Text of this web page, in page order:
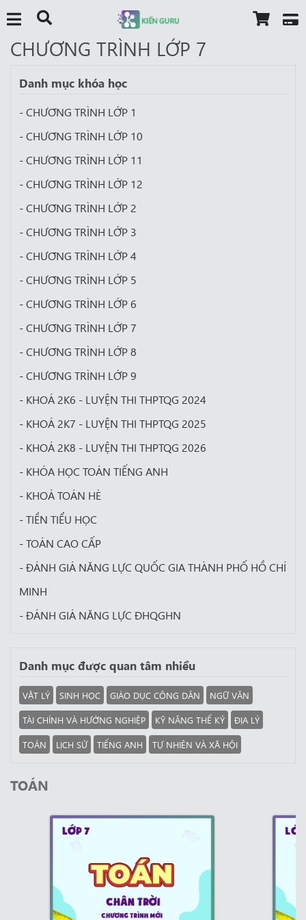
CHƯƠNG TRÌNH LỚP 7
Danh mục khóa học
- CHƯƠNG TRÌNH LỚP 1
- CHƯƠNG TRÌNH LỚP 10
- CHƯƠNG TRÌNH LỚP 11
- CHƯƠNG TRÌNH LỚP 12
- CHƯƠNG TRÌNH LỚP 2
- CHƯƠNG TRÌNH LỚP 3
- CHƯƠNG TRÌNH LỚP 4
- CHƯƠNG TRÌNH LỚP 5
- CHƯƠNG TRÌNH LỚP 6
- CHƯƠNG TRÌNH LỚP 7
- CHƯƠNG TRÌNH LỚP 8
- CHƯƠNG TRÌNH LỚP 9
- KHOÁ 2K6 - LUYỆN THI THPTQG 2024
- KHOÁ 2K7 - LUYỆN THI THPTQG 2025
- KHOÁ 2K8 - LUYỆN THI THPTQG 2026
- KHÓA HỌC TOÁN TIẾNG ANH
- KHOÁ TOÁN HÈ
- TIỀN TIỂU HỌC
- TOÁN CAO CẤP
- ĐÁNH GIÁ NĂNG LỰC QUỐC GIA THÀNH PHỐ HỒ CHÍ
MINH
- ĐÁNH GIÁ NĂNG LỰC ĐHQGHN
Danh mục được quan tâm nhiều
VẬT LÝ SINH HỌC GIÁO DỤC CÔNG DÂN
NGỮ VĂN
TÀI CHÍNH VÀ HƯỚNG NGHIỆP
KỸ NĂNG THẾ KỶ
ĐỊA LÝ
TOÁN
LỊCH SỬ TIẾNG ANH TỰ NHIÊN VÀ XÃ HỘI
TOÁN